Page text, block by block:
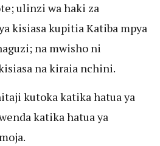
ulinzi wa haki za
kisiasa kupitia Katiba mpya
na mwisho ni
na kiraia nchini.
kutoka katika hatua ya
katika hatua ya